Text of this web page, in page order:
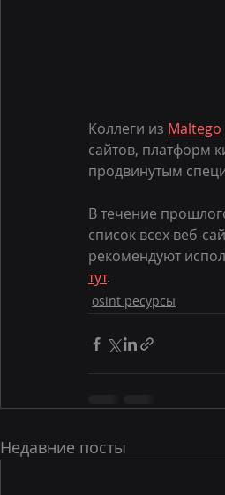
Коллеги из Maltego
сайтов, платформ
продвинутым
В течение
список всех веб-
рекомендуют
тут.
osint ресурсы
Недавние посты